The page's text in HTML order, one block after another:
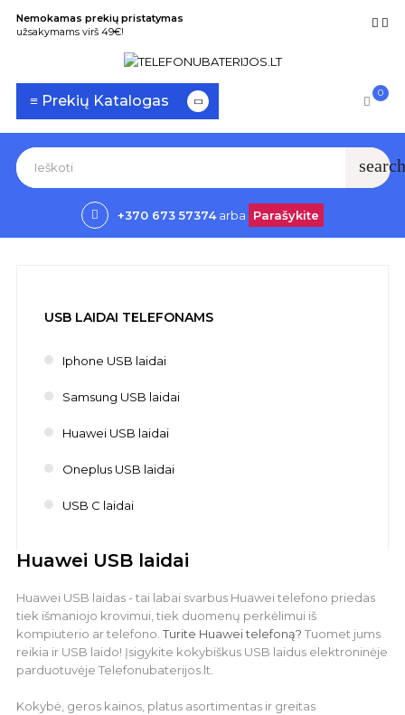
Nemokamas prekių pristatymas
užsakymams virš 49€!
Toggle
navigation
☰ 0
≡ Prekių Katalogas
search
+370 673 57374arba Parašykite
USB LAIDAI TELEFONAMS
Iphone USB laidai
Samsung USB laidai
Huawei USB laidai
Oneplus USB laidai
USB C laidai
Huawei USB laidai
Huawei USB laidas - tai labai svarbus Huawei telefono priedas
tiek išmaniojo krovimui, tiek duomenų perkėlimui iš
kompiuterio ar telefono.Turite Huawei telefoną? Tuomet jums
reikia ir USB laido! Įsigykite kokybiškus USB laidus elektroninėje
parduotuvėje Telefonubaterijos.lt.
Kokybė, geros kainos, platus asortimentas ir greitas